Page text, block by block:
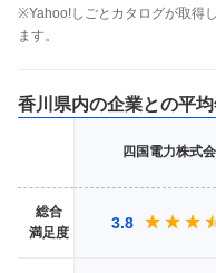
※Yahoo!しごとカタログが取得
ます。
香川県内の企業との平
四国電力株式
総合
満足度
3.8